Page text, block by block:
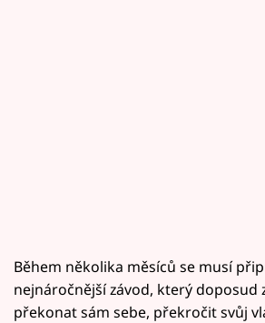
Během několika měsíců se musí
nejnáročnější závod, který doposud
překonat sám sebe, překročit svůj